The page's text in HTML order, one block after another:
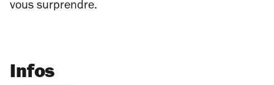
vous surprendre.
Infos